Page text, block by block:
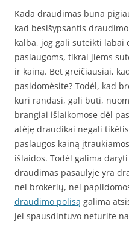
Kada draudimas būna
kad besišypsantis
kalba, jog gali suteikti
paslaugoms, tikrai jiems
ir kainą. Bet greičiausiai,
pasidomėsite? Todėl, kad
kuri randasi, gali būti,
brangiai išlaikomose dėl
atėję draudikai negali
paslaugos kainą
išlaidos. Todėl galima
draudimas pasaulyje yra
nei brokerių, nei
draudimo polisą galima
jei spausdintuvo neturite